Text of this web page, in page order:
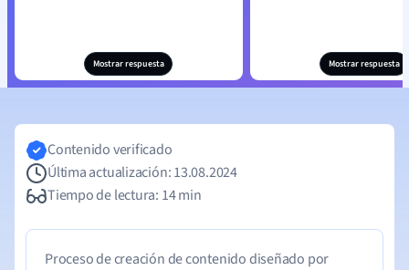
Mostrar respuesta Mostrar respuesta
Contenido verificado
Última actualización: 13.08.2024
Tiempo de lectura: 14 min
Proceso de creación de contenido diseñado por